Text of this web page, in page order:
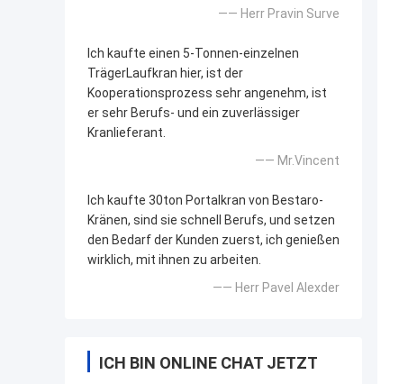
—— Herr Pravin Surve
Ich kaufte einen 5-Tonnen-einzelnen
TrägerLaufkran hier, ist der
Kooperationsprozess sehr angenehm, ist
er sehr Berufs- und ein zuverlässiger
Kranlieferant.
—— Mr.Vincent
Ich kaufte 30ton Portalkran von Bestaro-
Kränen, sind sie schnell Berufs, und setzen
den Bedarf der Kunden zuerst, ich genießen
wirklich, mit ihnen zu arbeiten.
—— Herr Pavel Alexder
ICH BIN ONLINE CHAT JETZT